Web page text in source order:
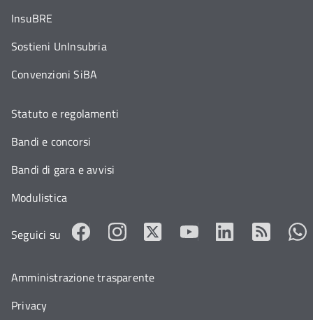
InsuBRE
Sostieni UnInsubria
Convenzioni SiBA
Statuto e regolamenti
Bandi e concorsi
Bandi di gara e avvisi
Modulistica
Seguici su
Amministrazione trasparente
Privacy